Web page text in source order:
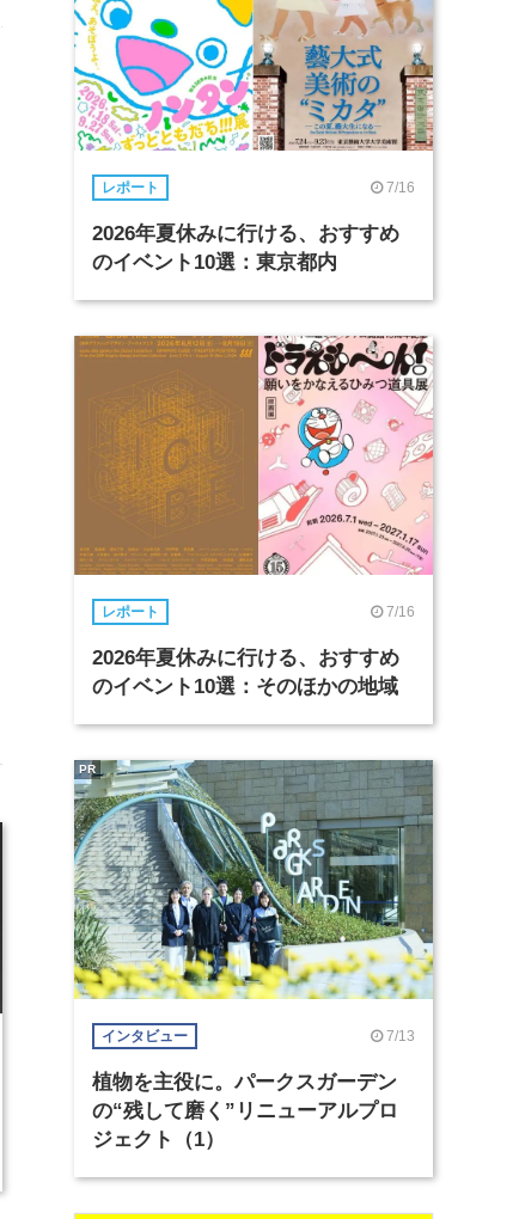
レポート 7/16
2026年夏休みに行ける、おすすめ
のイベント10選：東京都内
レポート 7/16
2026年夏休みに行ける、おすすめ
のイベント10選：そのほかの地域
インタビュー 7/13
植物を主役に。パークスガーデン
の“残して磨く”リニューアルプロ
ジェクト（1）
PR